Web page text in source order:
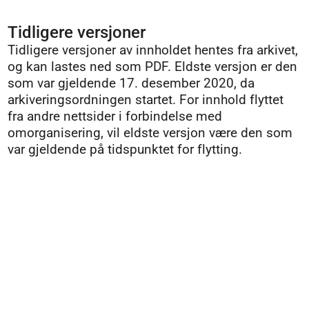
Tidligere versjoner
Tidligere versjoner av innholdet hentes fra arkivet,
og kan lastes ned som PDF. Eldste versjon er den
som var gjeldende 17. desember 2020, da
arkiveringsordningen startet. For innhold flyttet
fra andre nettsider i forbindelse med
omorganisering, vil eldste versjon være den som
var gjeldende på tidspunktet for flytting.